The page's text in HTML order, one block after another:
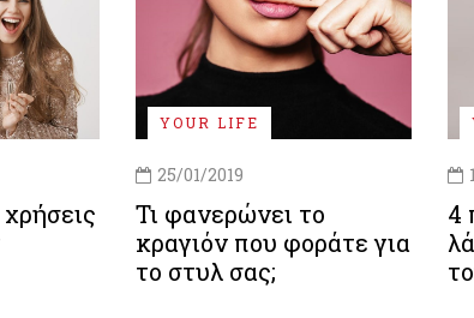
YOUR LIFE
25/01/2019
Τι φανερώνει το
κραγιόν που φοράτε για
το στυλ σας;
4